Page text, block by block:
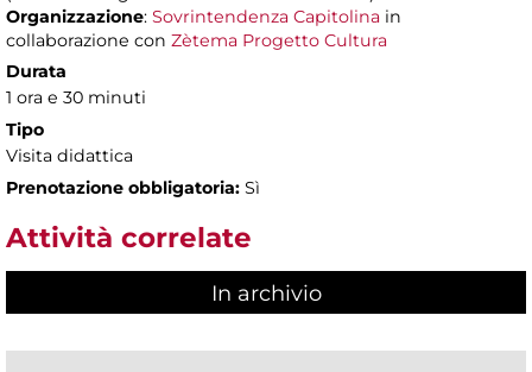
Organizzazione: Sovrintendenza Capitolina in
collaborazione con Zètema Progetto Cultura
Durata
1 ora e 30 minuti
Tipo
Visita didattica
Prenotazione obbligatoria: Sì
Attività correlate
In archivio